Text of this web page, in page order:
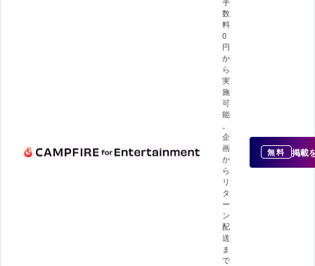
数
料
0
円
か
ら
実
施
可
能
企
画
か
ら
リ
タ
ー
ン
配
送
ま
で
無料 掲載